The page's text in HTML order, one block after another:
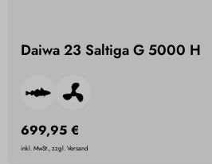
Daiwa 23 Saltiga G 5000 H
699,95 €
inkl. MwSt., zzgl. Versand